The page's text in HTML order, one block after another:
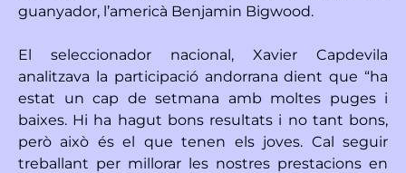
guanyador, l’americà Benjamin Bigwood.
El seleccionador nacional, Xavier Capdevila
analitzava la participació andorrana dient que “ha
estat un cap de setmana amb moltes puges i
baixes. Hi ha hagut bons resultats i no tant bons,
però això és el que tenen els joves. Cal seguir
treballant per millorar les nostres prestacions en